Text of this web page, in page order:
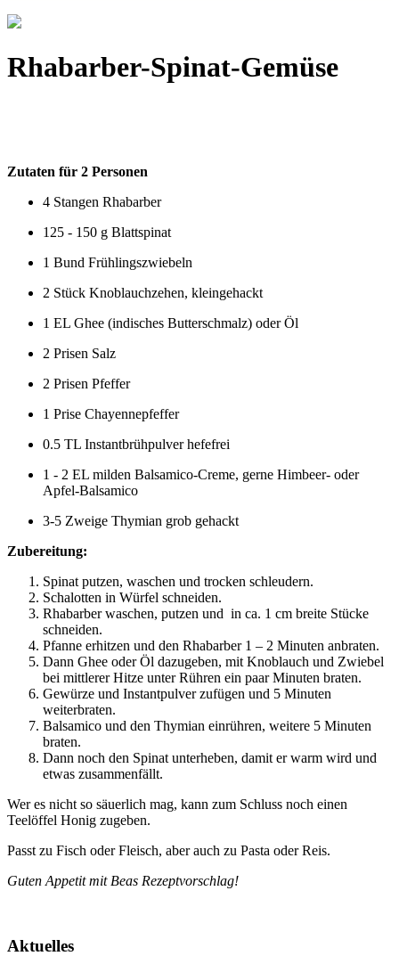
Rhabarber-Spinat-Gemüse
Zutaten für 2 Personen
4 Stangen Rhabarber
125 - 150 g Blattspinat
1 Bund Frühlingszwiebeln
2 Stück Knoblauchzehen, kleingehackt
1 EL Ghee (indisches Butterschmalz) oder Öl
2 Prisen Salz
2 Prisen Pfeffer
1 Prise Chayennepfeffer
0.5 TL Instantbrühpulver hefefrei
1 - 2 EL milden Balsamico-Creme, gerne Himbeer- oder
Apfel-Balsamico
3-5 Zweige Thymian grob gehackt
Zubereitung:
Spinat putzen, waschen und trocken schleudern.
Schalotten in Würfel schneiden.
Rhabarber waschen, putzen und in ca. 1 cm breite Stücke
schneiden.
Pfanne erhitzen und den Rhabarber 1 – 2 Minuten anbraten.
Dann Ghee oder Öl dazugeben, mit Knoblauch und Zwiebel
bei mittlerer Hitze unter Rühren ein paar Minuten braten.
Gewürze und Instantpulver zufügen und 5 Minuten
weiterbraten.
Balsamico und den Thymian einrühren, weitere 5 Minuten
braten.
Dann noch den Spinat unterheben, damit er warm wird und
etwas zusammenfällt.
Wer es nicht so säuerlich mag, kann zum Schluss noch einen
Teelöffel Honig zugeben.
Passt zu Fisch oder Fleisch, aber auch zu Pasta oder Reis.
Guten Appetit mit Beas Rezeptvorschlag!
Aktuelles